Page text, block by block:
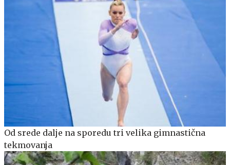
Od srede dalje na sporedu tri velika gimnastična
tekmovanja